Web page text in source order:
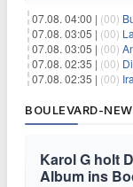
07.08. 04:00 | (00)
07.08. 03:05 | (00)
07.08. 03:05 | (00)
07.08. 02:35 | (00) Die
07.08. 02:35 | (00)
BOULEVARD-
Karol G holt
Album ins